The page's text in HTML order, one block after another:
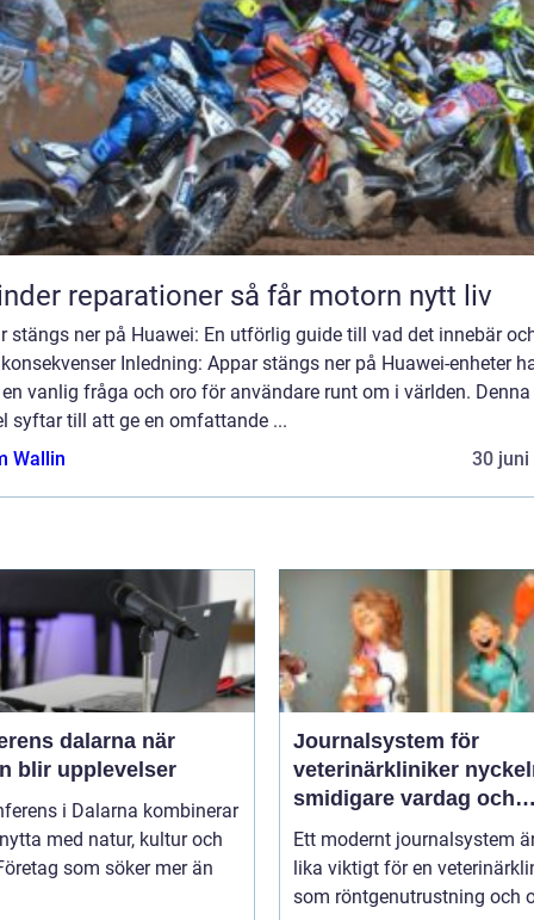
Cylinder reparationer så får motorn nytt liv
stängs ner på Huawei: En utförlig guide till vad det innebär
Inledning: Appar stängs ner på Huawei-enheter
vanlig fråga och oro för användare runt om i världen. Denna
syftar till att ge en omfattande ...
Wallin
30 juni
dalarna när
blir upplevelser
i Dalarna kombinerar
med natur, kultur och
som söker mer än
Journalsystem för
veterinärkliniker nyckeln till
smidigare vardag och
säkrare vård
Ett modernt journalsystem
lika viktigt för en
som röntgenutrustning och